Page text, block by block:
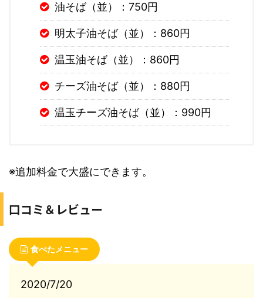
油そば（並）：750円
明太子油そば（並）：860円
温玉油そば（並）：860円
チーズ油そば（並）：880円
温玉チーズ油そば（並）：990円
※追加料金で大盛にできます。
口コミ＆レビュー
食べたメニュー
2020/7/20